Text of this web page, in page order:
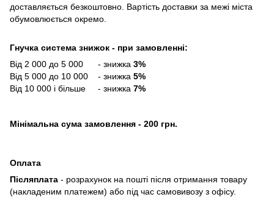
доставляється безкоштовно. Вартість доставки за межі міста
обумовлюється окремо.
Гнучка система знижок - при замовленні:
Від 2 000 до 5 000 - знижка 3%
Від 5 000 до 10 000 - знижка 5%
Від 10 000 і більше - знижка 7%
Мінімальна сума замовлення - 200 грн.
Оплата
Післяплата - розрахунок на пошті після отримання товару
(накладеним платежем) або під час самовивозу з офісу.